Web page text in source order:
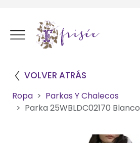
VOLVER ATRÁS
Ropa
Parkas Y Chalecos
Parka 25WBLDC02170 Blanco